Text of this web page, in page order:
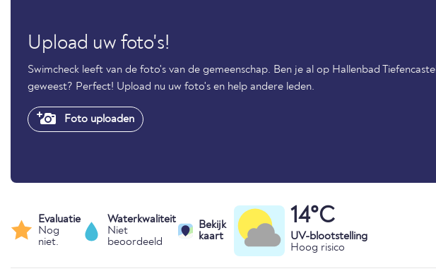
Upload uw foto's!
Swimcheck leeft van de foto's van de gemeenschap. Ben je al op Hallenbad Tiefencastel
geweest? Perfect! Upload nu uw foto's en help andere leden.
Foto uploaden
Evaluatie
Nog
niet.
Waterkwaliteit
Niet
beoordeeld
Bekijk
kaart
14°C
UV-blootstelling
Hoog risico